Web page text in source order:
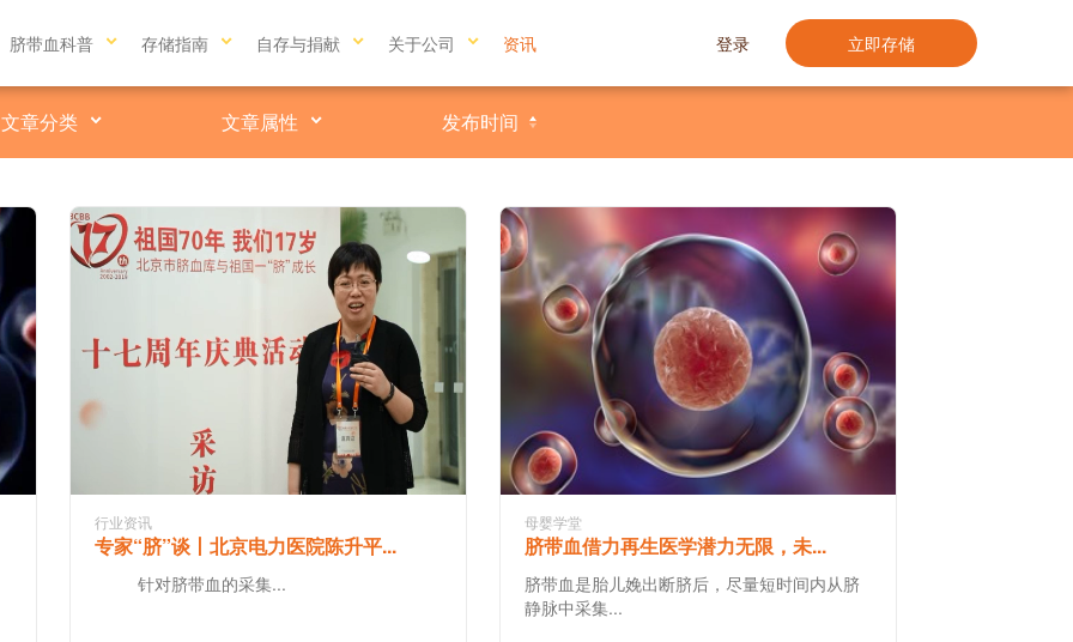
脐带血科普 存储指南 自存与捐献 关于公司 资讯 立即存储
登录
文章分类 文章属性 发布时间
行业资讯
专家“脐”谈丨北京电力医院陈升平...
针对脐带血的采集...
母婴学堂
脐带血借力再生医学潜力无限，未...
脐带血是胎儿娩出断脐后，尽量短时间内从脐
静脉中采集...